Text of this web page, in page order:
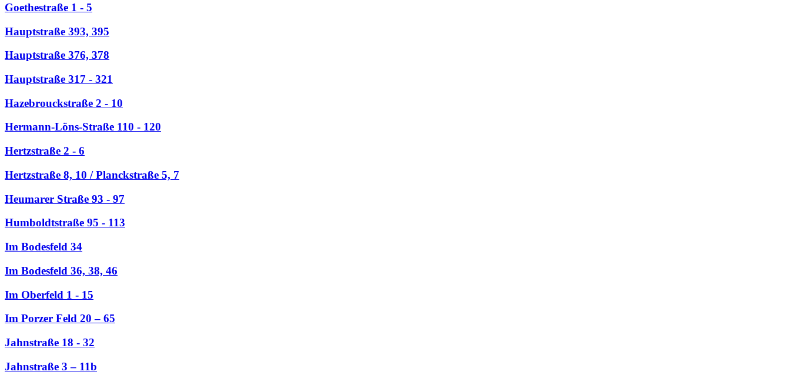
Goethestraße 1 - 5
Hauptstraße 393, 395
Hauptstraße 376, 378
Hauptstraße 317 - 321
Hazebrouckstraße 2 - 10
Hermann-Löns-Straße 110 - 120
Hertzstraße 2 - 6
Hertzstraße 8, 10 / Planckstraße 5, 7
Heumarer Straße 93 - 97
Humboldtstraße 95 - 113
Im Bodesfeld 34
Im Bodesfeld 36, 38, 46
Im Oberfeld 1 - 15
Im Porzer Feld 20 – 65
Jahnstraße 18 - 32
Jahnstraße 3 – 11b